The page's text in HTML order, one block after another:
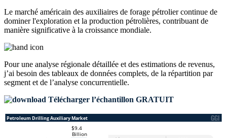
Le marché américain des auxiliaires de forage pétrolier continue de
dominer l'exploration et la production pétrolières, contribuant de
manière significative à la croissance mondiale.
Pour une analyse régionale détaillée et des estimations de revenus,
j’ai besoin des tableaux de données complets, de la répartition par
segment et de l’analyse concurrentielle.
Télécharger l’échantillon GRATUIT